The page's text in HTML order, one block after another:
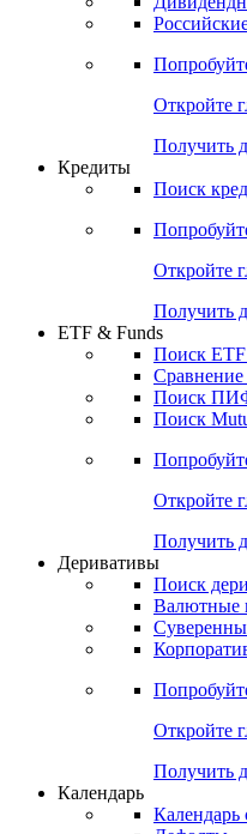
Получить
Акции
Поиск
Откройте
Получить
Кредиты
Поиск
Откройте
Получить
ETF & Funds
Поиск
Сравнение
Поиск
Поиск
Откройте
Получить
Деривативы
Поиск
Валютные
Откройте